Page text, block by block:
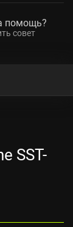
помощь?
совет
SST-